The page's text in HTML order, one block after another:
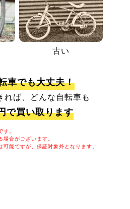
古い
車でも大丈夫！
れば、どんな自転車も
で買い取ります
。
合がございます。
能ですが、保証対象外となります。